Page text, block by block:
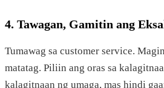
4. Tawagan, Gamitin ang
Tumawag sa customer service.
matatag. Piliin ang oras sa
kalagitnaan ng umaga, mas hindi